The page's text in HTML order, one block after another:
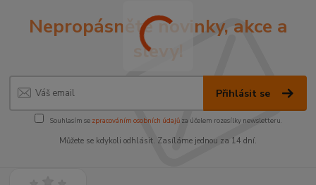
Nepropásněte novinky, akce a
slevy!
Přihlásit se
Souhlasím se zpracováním osobních údajůza účelem rozesílky newsletteru.
Můžete se kdykoli odhlásit. Zasíláme jednou za 14 dní.